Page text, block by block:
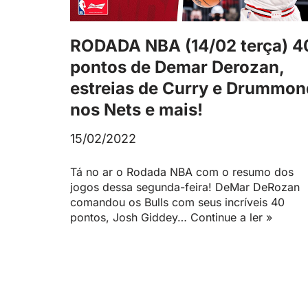
RODADA NBA (14/02 terça)
pontos de Demar Derozan,
estreias de Curry e
nos Nets e mais!
15/02/2022
Tá no ar o Rodada NBA com o resumo dos
jogos dessa segunda-feira! DeMar DeRozan
comandou os Bulls com seus incríveis 40
pontos, Josh Giddey… Continue a ler »